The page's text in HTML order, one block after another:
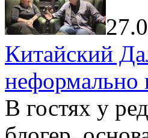
Китайский
неформально
В гостях у